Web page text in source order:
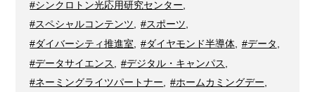
#シンクロトン光応用研究センター
#スペシャルコンテンツ
#スポーツ
#ダイバーシティ推進室
#ダイヤモンド半導体, #データ
#データサイエンス
#デジタル・キャンパス
#ネーミングライツパートナー
#ホームカミングデー